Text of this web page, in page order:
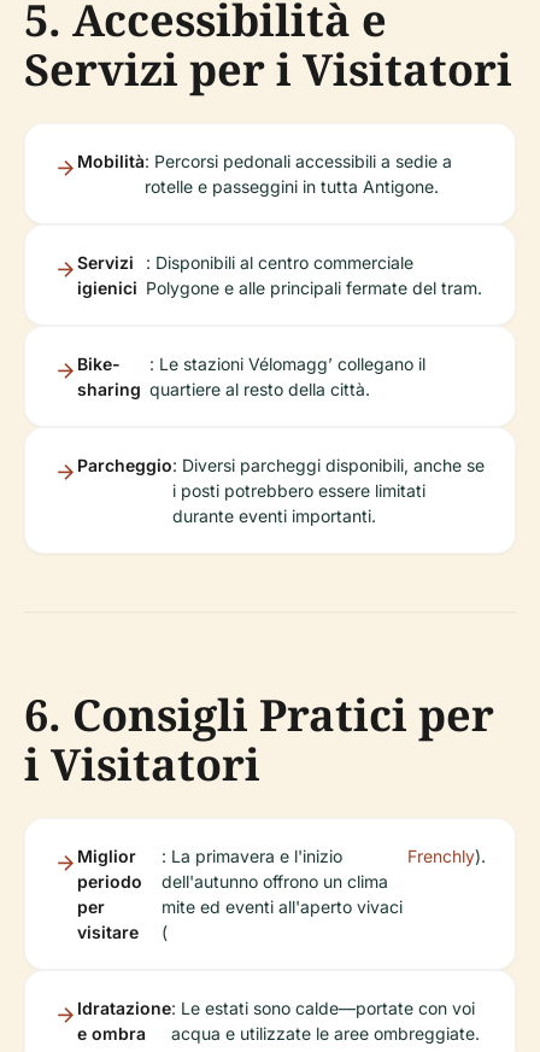
5. Accessibilità e
Servizi per i Visitatori
Mobilità: Percorsi pedonali accessibili a sedie a
rotelle e passeggini in tutta Antigone.
Servizi
igienici
: Disponibili al centro commerciale
Polygone e alle principali fermate del tram.
Bike-
sharing
: Le stazioni Vélomagg’ collegano il
quartiere al resto della città.
Parcheggio: Diversi parcheggi disponibili, anche se
i posti potrebbero essere limitati
durante eventi importanti.
6. Consigli Pratici per
i Visitatori
Miglior
periodo
per
visitare
: La primavera e l'inizio
dell'autunno offrono un clima
mite ed eventi all'aperto vivaci
(
Frenchly).
Idratazione
e ombra
: Le estati sono calde—portate con voi
acqua e utilizzate le aree ombreggiate.